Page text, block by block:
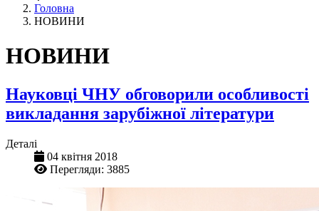
Головна
НОВИНИ
НОВИНИ
Науковці ЧНУ обговорили особливості
викладання зарубіжної літератури
Деталі
04 квітня 2018
Перегляди: 3885